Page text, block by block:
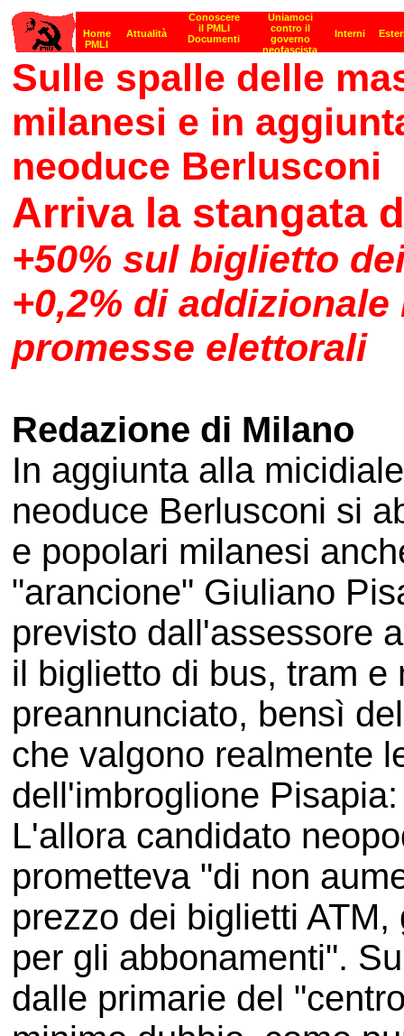
Sulle spalle delle
milanesi e in
neoduce Berlusconi
Arriva la stangata
+50% sul biglietto
+0,2% di
promesse elettorali
Redazione di Milano
In aggiunta alla
neoduce Berlusconi si
e popolari milanesi
"arancione" Giuliano
previsto dall'assessore
il biglietto di bus, tram
preannunciato, bensì
che valgono realmente
dell'imbroglione
L'allora candidato
prometteva "di non
prezzo dei biglietti
per gli abbonamenti".
dalle primarie del